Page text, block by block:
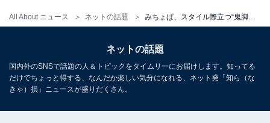
All About ニュース ネットの話題
ネットの話題
国内外のSNSで話題の人＆トピックをタイムリーにお届けします。知ってる
だけでちょっと得する、なんだか楽しい気分になれる、ネット発「知ら（な
きゃ）損」ニュースが盛りだくさん。